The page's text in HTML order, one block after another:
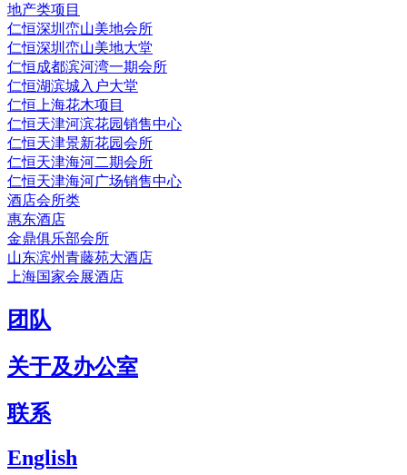
地产类项目
仁恒深圳峦山美地会所
仁恒深圳峦山美地大堂
仁恒成都滨河湾一期会所
仁恒湖滨城入户大堂
仁恒上海花木项目
仁恒天津河滨花园销售中心
仁恒天津景新花园会所
仁恒天津海河二期会所
仁恒天津海河广场销售中心
酒店会所类
惠东酒店
金鼎俱乐部会所
山东滨州青藤苑大酒店
上海国家会展酒店
团队
关于及办公室
联系
English